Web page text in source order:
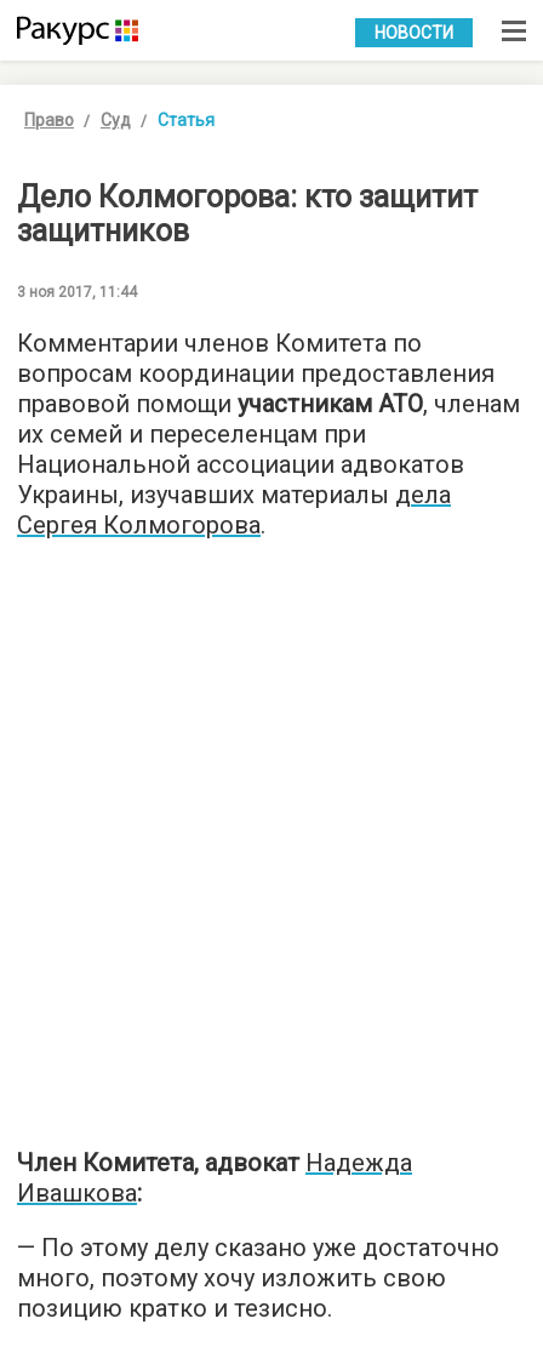
УКР РУС
НОВОСТИ
Право Суд Статья
Дело Колмогорова: кто защитит
защитников
3 ноя 2017, 11:44
Комментарии членов Комитета по
вопросам координации предоставления
правовой помощи участникам АТО, членам
их семей и переселенцам при
Национальной ассоциации адвокатов
Украины, изучавших материалы дела
Сергея Колмогорова.
Член Комитета, адвокат Надежда
Ивашкова:
— По этому делу сказано уже достаточно
много, поэтому хочу изложить свою
позицию кратко и тезисно.